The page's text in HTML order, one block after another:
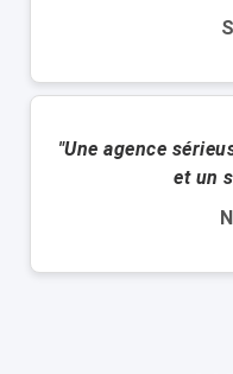
"Une agence
et un